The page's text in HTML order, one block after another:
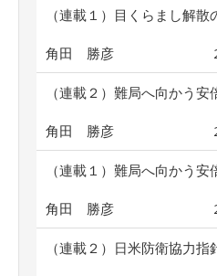
（連載１）目くらまし解
角田 勝彦
（連載２）難局へ向かう
角田 勝彦
（連載１）難局へ向かう
角田 勝彦
（連載２）日米防衛協力